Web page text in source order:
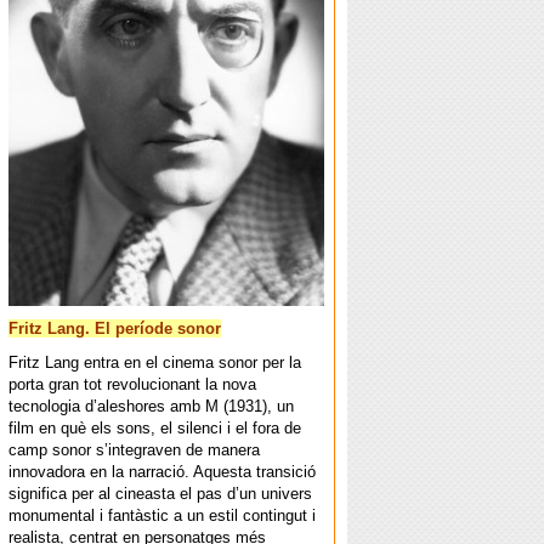
Fritz Lang. El període sonor
Fritz Lang entra en el cinema sonor per la
porta gran tot revolucionant la nova
tecnologia d’aleshores amb M (1931), un
film en què els sons, el silenci i el fora de
camp sonor s’integraven de manera
innovadora en la narració. Aquesta transició
significa per al cineasta el pas d’un univers
monumental i fantàstic a un estil contingut i
realista, centrat en personatges més